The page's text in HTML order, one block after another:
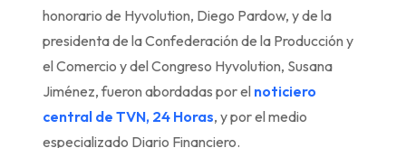
honorario de Hyvolution, Diego Pardow, y de la
presidenta de la Confederación de la Producción y
el Comercio y del Congreso Hyvolution, Susana
Jiménez, fueron abordadas por el noticiero
central de TVN, 24 Horas, y por el medio
especializado Diario Financiero.